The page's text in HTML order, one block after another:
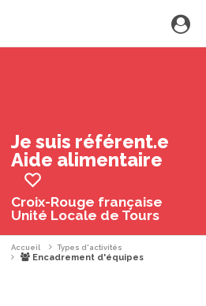
Je suis référent.e
Aide alimentaire
Croix-Rouge française
Unité Locale de Tours
Accueil Types d'activités
Encadrement d'équipes